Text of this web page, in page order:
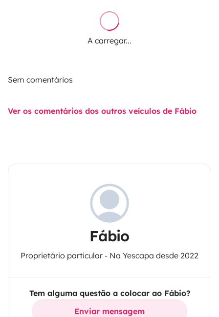
A carregar...
Sem comentários
Ver os comentários dos outros veículos de Fábio
Fábio
Proprietário particular - Na Yescapa desde 2022
Tem alguma questão a colocar ao Fábio?
Enviar mensagem